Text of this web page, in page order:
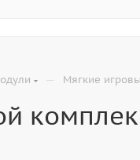
— Мягкие